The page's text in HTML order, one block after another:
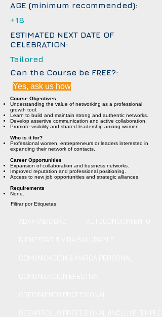
AGE (minimum recommended):
+18
ESTIMATED NEXT DATE OF
CELEBRATION:
Tailored
Can the Course be FREE?:
Yes, ask us how
Course Objectives
Understanding the value of networking as a professional
growth tool.
Learn to build and maintain strong and authentic networks.
Develop assertive communication and active collaboration.
Promote visibility and shared leadership among women.
Who is it for?
Professional women, entrepreneurs or leaders interested in
expanding their network of contacts.
Career Opportunities
Expansion of collaboration and business networks.
Improved reputation and professional positioning.
Access to new job opportunities and strategic alliances.
Requirements
None.
Filtrar por Etiquetas